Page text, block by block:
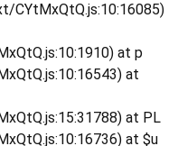
CYtMxQtQ.js:10:16085)
at p
at
at PL
at $u